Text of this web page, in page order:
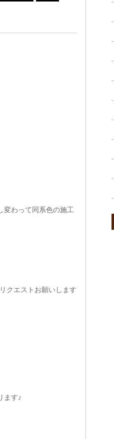
変わって同系色の施工
クエストお願いします
ます♪